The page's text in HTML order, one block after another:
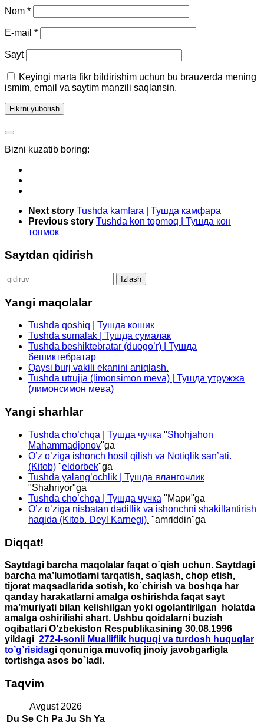
Nom *
E-mail *
Sayt
Keyingi marta fikr bildirishim uchun bu brauzerda mening
ismim, email va saytim manzili saqlansin.
Bizni kuzatib boring:
Next story Tushda kamfara | Тушда камфара
Previous story Tushda kon topmoq | Тушда кон
топмок
Saytdan qidirish
Qidirshish:
Yangi maqolalar
Tushda qoshiq | Тушда кошик
Tushda sumalak | Тушда сумалак
Tushda beshiktebratar (duogo’r) | Тушда
бешиктебратар
Qaysi burj vakili ekanini aniqlash.
Tushda utrujja (limonsimon meva) | Тушда утружжа
(лимонсимон мева)
Yangi sharhlar
Tushda cho’chqa | Тушда чучка "Shohjahon
Mahammadjonov"ga
O’z o’ziga ishonch hosil qilish va Notiqlik san’ati.
(Kitob) "eldorbek"ga
Tushda yalang’ochlik | Тушда ялангочлик
"Shahriyor"ga
Tushda cho’chqa | Тушда чучка "Мари"ga
O’z o’ziga nisbatan dadillik va ishonchni shakillantirish
haqida (Kitob. Deyl Karnegi). "amriddin"ga
Diqqat!
Saytdagi barcha maqolalar faqat o`qish uchun. Saytdagi
barcha ma’lumotlarni tarqatish, saqlash, chop etish,
tijorat maqsadlarida sotish, ko`chirish va boshqa har
qanday harakatlarni amalga oshirishda faqat sayt
ma’muriyati bilan kelishilgan yoki ogolantirilgan holatda
amalga oshirilishi shart. Ushbu qoidalarni buzish
oqibatlari O’zbekiston Respublikasining 30.08.1996
yildagi 272-I-sonli Mualliflik huquqi va turdosh huquqlar
to’g’risidagi qonuniga muvofiq jinoiy javobgarligla
tortishga asos bo`ladi.
Taqvim
Avgust 2026
Du Se Ch Pa Ju Sh Ya